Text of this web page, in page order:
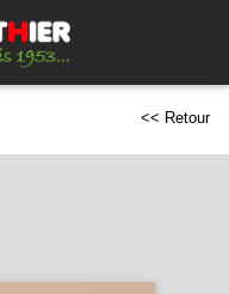
<< Retour